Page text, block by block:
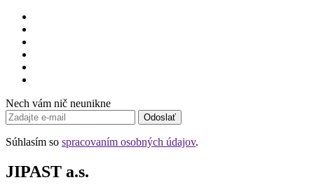
Nech vám nič neunikne
Odoslať
Súhlasím so spracovaním osobných údajov.
JIPAST a.s.